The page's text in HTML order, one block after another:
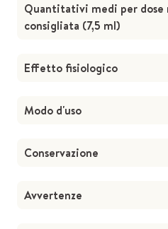
Quantitativi medi per dose
consigliata (7,5 ml)
Effetto fisiologico
Modo d'uso
Conservazione
Avvertenze